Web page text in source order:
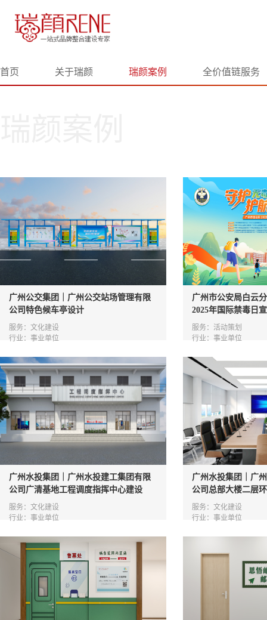
首页 关于瑞颜 瑞颜案例 全价值链服务
广州公交集团｜广州公交站场管理有限
公司特色候车亭设计
服务：文化建设
行业：事业单位
广州市公安局白云
2025年国际禁毒日
服务：活动策划
行业：事业单位
广州水投集团｜广州水投建工集团有限
公司广清基地工程调度指挥中心建设
服务：文化建设
行业：事业单位
广州水投集团｜广
公司总部大楼二层
服务：文化建设
行业：事业单位